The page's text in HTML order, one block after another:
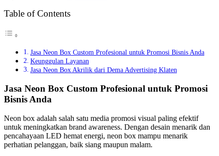
Table of Contents
Jasa Neon Box Custom Profesional untuk Promosi Bisnis Anda
Keunggulan Layanan
Jasa Neon Box Akrilik dari Dema Advertising Klaten
Jasa Neon Box Custom Profesional untuk Promosi
Bisnis Anda
Neon box adalah salah satu media promosi visual paling efektif
untuk meningkatkan brand awareness. Dengan desain menarik dan
pencahayaan LED hemat energi, neon box mampu menarik
perhatian pelanggan, baik siang maupun malam.